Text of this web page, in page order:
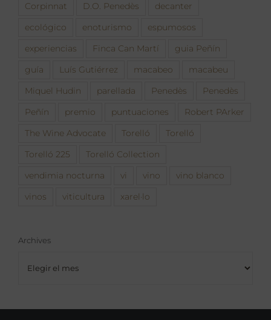
Corpinnat D.O. Penedès decanter
ecológico enoturismo espumosos
experiencias Finca Can Martí guia Peñín
guía Luís Gutiérrez macabeo macabeu
Miquel Hudin parellada Penedès Penedès
Peñín premio puntuaciones Robert PArker
The Wine Advocate Torelló Torelló
Torelló 225 Torelló Collection
vendimia nocturna vi vino vino blanco
vinos viticultura xarel·lo
Archives